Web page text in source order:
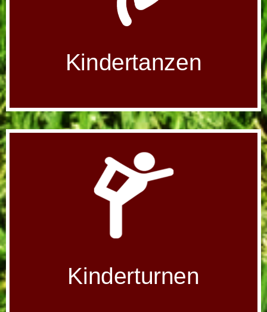
Kindertanzen
Kinderturnen